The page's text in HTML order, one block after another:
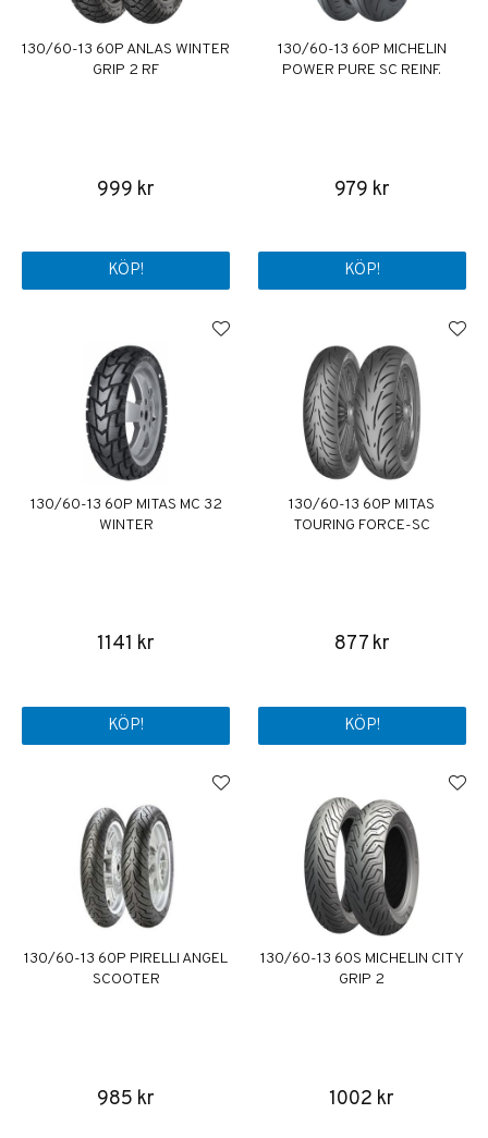
130/60-13 60P ANLAS WINTER
GRIP 2 RF
999 kr
KÖP!
130/60-13 60P MICHELIN
POWER PURE SC REINF.
979 kr
KÖP!
130/60-13 60P MITAS MC 32
WINTER
1141 kr
KÖP!
130/60-13 60P MITAS
TOURING FORCE-SC
877 kr
KÖP!
130/60-13 60P PIRELLI ANGEL
SCOOTER
985 kr
130/60-13 60S MICHELIN CITY
GRIP 2
1002 kr